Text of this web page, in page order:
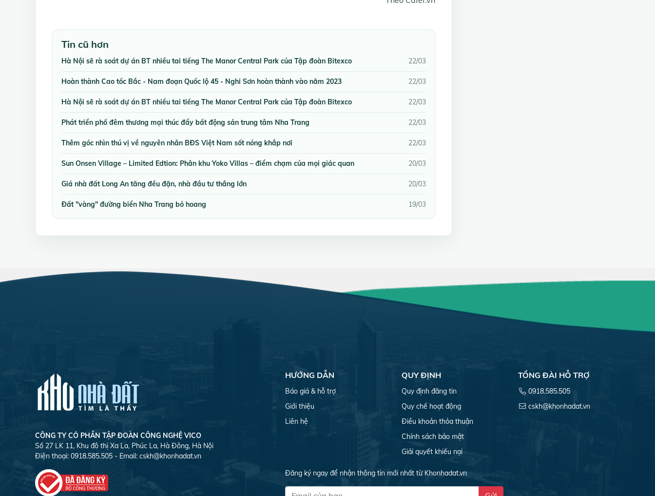
Tin cũ hơn
Hà Nội sẽ rà soát dự án BT nhiều tai tiếng The Manor Central Park của Tập đoàn Bitexco 22/03
Hoàn thành Cao tốc Bắc - Nam đoạn Quốc lộ 45 - Nghi Sơn hoàn thành vào năm 2023 22/03
Hà Nội sẽ rà soát dự án BT nhiều tai tiếng The Manor Central Park của Tập đoàn Bitexco 22/03
Phát triển phố đêm thương mại thúc đẩy bất động sản trung tâm Nha Trang 22/03
Thêm góc nhìn thú vị về nguyên nhân BĐS Việt Nam sốt nóng khắp nơi 22/03
Sun Onsen Village – Limited Edtion: Phân khu Yoko Villas – điểm chạm của mọi giác quan 20/03
Giá nhà đất Long An tăng đều đặn, nhà đầu tư thắng lớn 20/03
Đất "vàng" đường biển Nha Trang bỏ hoang 19/03
CÔNG TY CỎ PHẦN TẬP ĐOÀN CÔNG NGHỆ VICO
Số 27 LK 11, Khu đô thị Xa La, Phúc La, Hà Đông, Hà Nội
Điện thoại: 0918.585.505 - Email: cskh@khonhadat.vn
HƯỚNG DẪN
Báo giá & hỗ trợ
Giới thiệu
Liên hệ
QUY ĐỊNH
Quy định đăng tin
Quy chế hoạt động
Điều khoản thỏa thuận
Chính sách bảo mật
Giải quyết khiếu nại
TỔNG ĐÀI HỖ TRỢ
0918.585.505
cskh@khonhadat.vn
Đăng ký ngay để nhận thông tin mới nhất từ Khonhadat.vn